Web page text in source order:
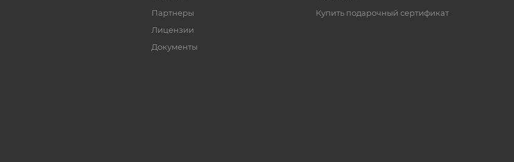
Партнеры
Лицензии
Документы
Купить подарочный сертификат